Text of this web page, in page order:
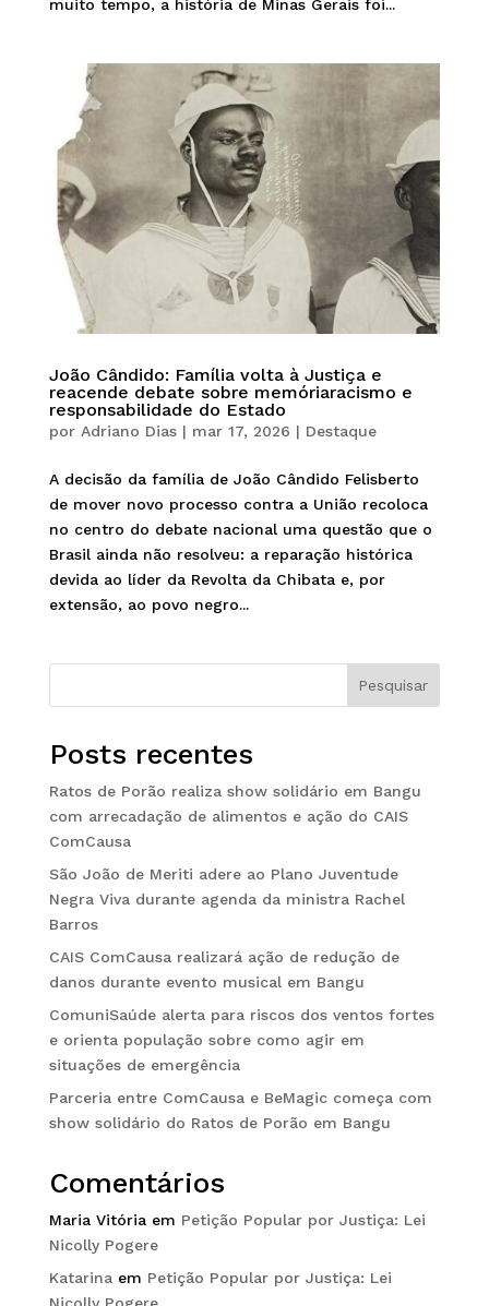
muito tempo, a história de Minas Gerais foi...
João Cândido: Família volta à Justiça e
reacende debate sobre memóriaracismo e
responsabilidade do Estado
por Adriano Dias| mar 17, 2026 | Destaque
A decisão da família de João Cândido Felisberto
de mover novo processo contra a União recoloca
no centro do debate nacional uma questão que o
Brasil ainda não resolveu: a reparação histórica
devida ao líder da Revolta da Chibata e, por
extensão, ao povo negro...
Pesquisar
Posts recentes
Ratos de Porão realiza show solidário em Bangu
com arrecadação de alimentos e ação do CAIS
ComCausa
São João de Meriti adere ao Plano Juventude
Negra Viva durante agenda da ministra Rachel
Barros
CAIS ComCausa realizará ação de redução de
danos durante evento musical em Bangu
ComuniSaúde alerta para riscos dos ventos fortes
e orienta população sobre como agir em
situações de emergência
Parceria entre ComCausa e BeMagic começa com
show solidário do Ratos de Porão em Bangu
Comentários
Maria Vitóriaem Petição Popular por Justiça: Lei
Nicolly Pogere
Katarinaem Petição Popular por Justiça: Lei